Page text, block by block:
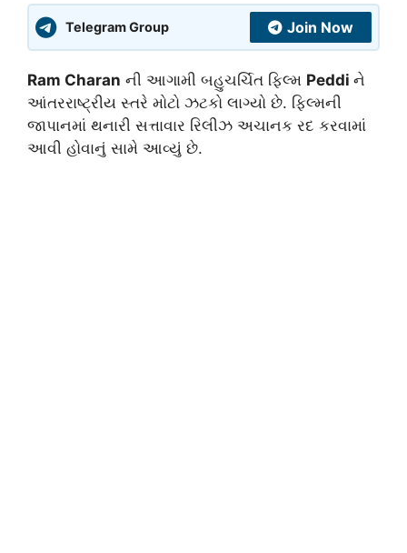
Telegram Group Join Now
Ram Charan ની આગામી બહુચર્ચિત ફિલ્મ Peddi ને
આંતરરાષ્ટ્રીય સ્તરે મોટો ઝટકો લાગ્યો છે. ફિલ્મની
જાપાનમાં થનારી સત્તાવાર રિલીઝ અચાનક રદ કરવામાં
આવી હોવાનું સામે આવ્યું છે.